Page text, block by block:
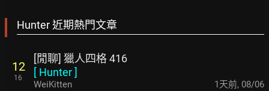
Hunter 近期熱門文章
12
16
[閒聊] 獵人四格 416
[ Hunter]
WeiKitten 1天前, 08/06